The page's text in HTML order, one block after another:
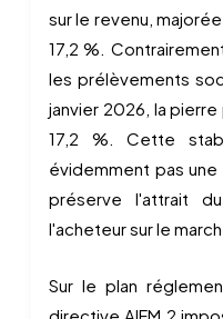
sur le revenu,
17,2 %.
les prélèvements
janvier 2026, la
17,2 %. Cette
évidemment pas
préserve l'attrait
l'acheteur sur le
Sur le plan